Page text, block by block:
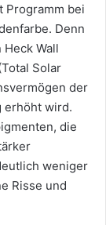
Programm bei
Denn
Heck Wall
Solar
der
erhöht wird.
die
weniger
Risse und